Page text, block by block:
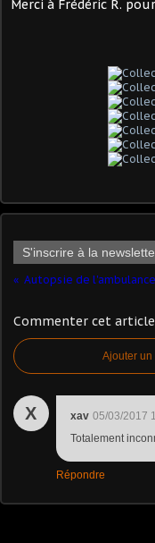
Merci à Frédéric R.
S'inscrire à la
Commenter cet article
Ajouter un
X xav 05/03/2017
Totalement
Répondre